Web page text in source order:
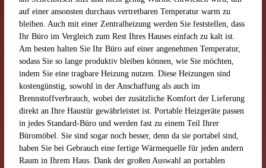
auf einer ansonsten durchaus vertretbaren Temperatur warm zu
bleiben. Auch mit einer Zentralheizung werden Sie feststellen, dass
Ihr Büro im Vergleich zum Rest Ihres Hauses einfach zu kalt ist.
Am besten halten Sie Ihr Büro auf einer angenehmen Temperatur,
sodass Sie so lange produktiv bleiben können, wie Sie möchten,
indem Sie eine tragbare Heizung nutzen. Diese Heizungen sind
kostengünstig, sowohl in der Anschaffung als auch im
Brennstoffverbrauch, wobei der zusätzliche Komfort der Lieferung
direkt an Ihre Haustür gewährleistet ist. Portable Heizgeräte passen
in jedes Standard-Büro und werden fast zu einem Teil Ihrer
Büromöbel. Sie sind sogar noch besser, denn da sie portabel sind,
haben Sie bei Gebrauch eine fertige Wärmequelle für jeden andern
Raum in Ihrem Haus. Dank der großen Auswahl an portablen